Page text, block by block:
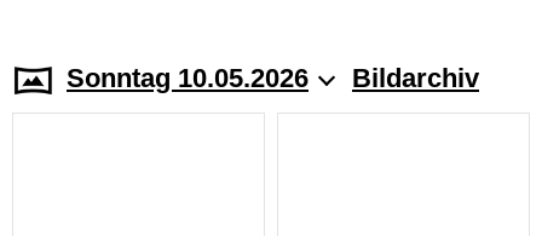
Sonntag 10.05.2026 Bildarchiv